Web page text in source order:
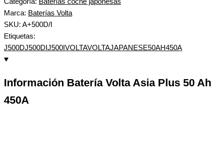
Categoría: Baterías coche japonesas
Marca: Baterías Volta
SKU: A+500D/I
Etiquetas:
J500DJ500DI J500I VOLTAVOLTAJAPANESE50AH450A
Información Batería Volta Asia Plus 50 Ah
450A